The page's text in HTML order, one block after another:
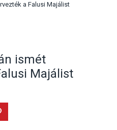
a Falusi Majálist
ismét
Majálist